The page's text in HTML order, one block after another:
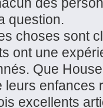
des
question.
choses sont
ont une
Que
leurs enfances
excellents